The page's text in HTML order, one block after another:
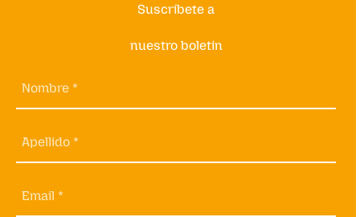
Suscríbete a
nuestro boletín
Nombre *
Apellido *
Email *